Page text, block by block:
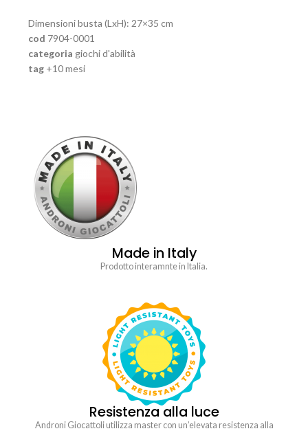
Dimensioni busta (LxH): 27×35 cm
cod 7904-0001
categoria giochi d'abilità
tag +10 mesi
Made in Italy
Prodotto interamnte in Italia.
Resistenza alla luce
Androni Giocattoli utilizza master con un’elevata resistenza alla